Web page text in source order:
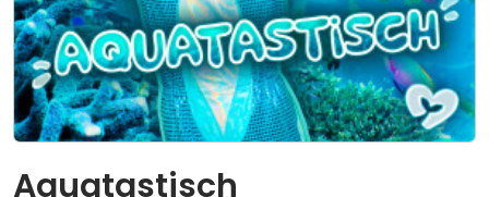
Aquatastisch